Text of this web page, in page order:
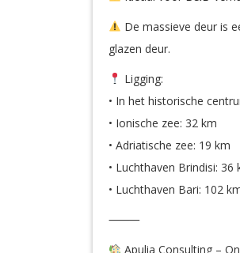
De massieve deur is
glazen deur.
Ligging:
• In het historische
• Ionische zee: 32 km
• Adriatische zee: 19 km
• Luchthaven Brindisi: 36
• Luchthaven Bari: 102
⸻
Apulia Consulting –